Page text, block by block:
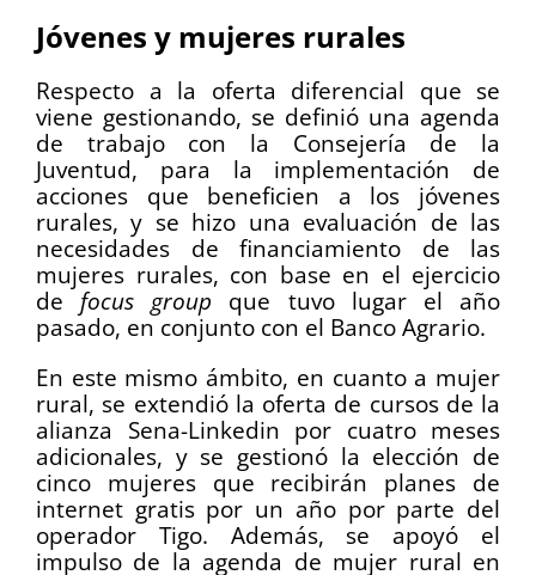
Jóvenes y mujeres rurales
Respecto a la oferta diferencial que se
viene gestionando, se definió una agenda
de trabajo con la Consejería de la
Juventud, para la implementación de
acciones que beneficien a los jóvenes
rurales, y se hizo una evaluación de las
necesidades de financiamiento de las
mujeres rurales, con base en el ejercicio
de focus group que tuvo lugar el año
pasado, en conjunto con el Banco Agrario.
En este mismo ámbito, en cuanto a mujer
rural, se extendió la oferta de cursos de la
alianza Sena-Linkedin por cuatro meses
adicionales, y se gestionó la elección de
cinco mujeres que recibirán planes de
internet gratis por un año por parte del
operador Tigo. Además, se apoyó el
impulso de la agenda de mujer rural en